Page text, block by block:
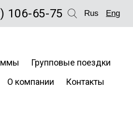
106-65-75 Rus Eng
Групповые поездки
О компании
Контакты